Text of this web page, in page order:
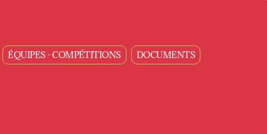
ÉQUIPES - COMPÉTITIONS DOCUMENTS